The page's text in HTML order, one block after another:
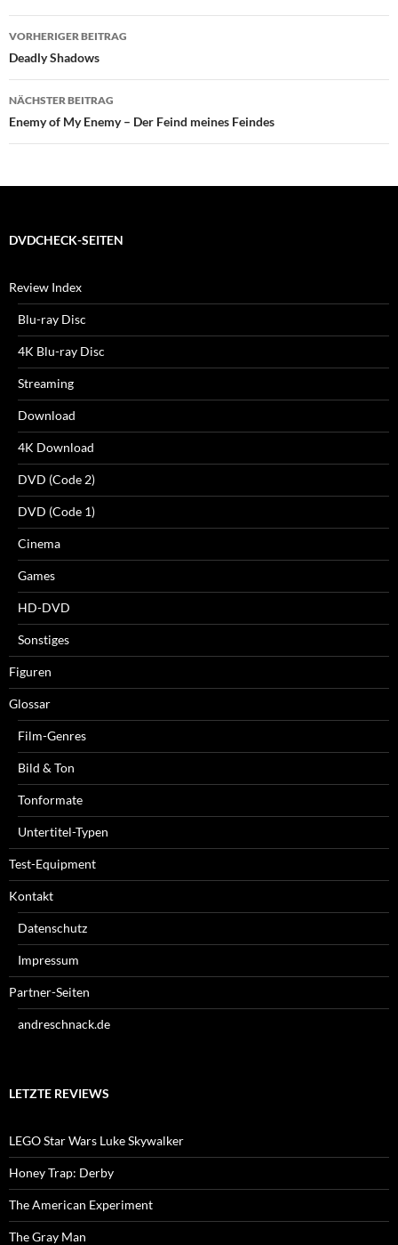
Beitragsnavigation
VORHERIGER BEITRAG
Deadly Shadows
NÄCHSTER BEITRAG
Enemy of My Enemy – Der Feind meines Feindes
DVDCHECK-SEITEN
Review Index
Blu-ray Disc
4K Blu-ray Disc
Streaming
Download
4K Download
DVD (Code 2)
DVD (Code 1)
Cinema
Games
HD-DVD
Sonstiges
Figuren
Glossar
Film-Genres
Bild & Ton
Tonformate
Untertitel-Typen
Test-Equipment
Kontakt
Datenschutz
Impressum
Partner-Seiten
andreschnack.de
LETZTE REVIEWS
LEGO Star Wars Luke Skywalker
Honey Trap: Derby
The American Experiment
The Gray Man